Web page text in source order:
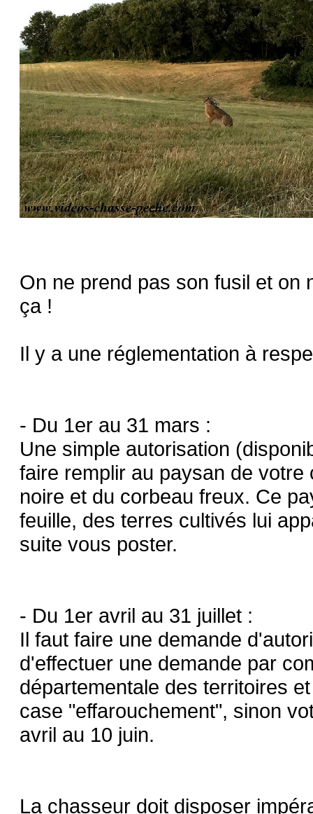
On ne prend pas son fusil et on
ça !
Il y a une réglementation à
- Du 1er au 31 mars :
Une simple autorisation
faire remplir au paysan de
noire et du corbeau freux. Ce
feuille, des terres cultivés lui
suite vous poster.
- Du 1er avril au 31 juillet :
Il faut faire une demande
d'effectuer une demande par
départementale des territoires
case "effarouchement", sinon
avril au 10 juin.
La chasseur doit disposer